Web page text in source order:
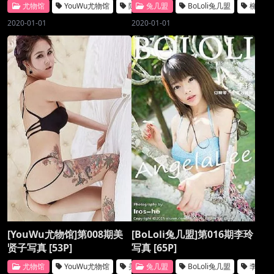
尤物馆 YouWu尤物馆
陈欣
2020-01-01
兔几盟 BoLoli兔几盟
柳侑绮
2020-01-01
[YouWu尤物馆]第008期美
贤子写真 [53P]
尤物馆 YouWu尤物馆 美贤子
[BoLoli兔几盟]第016期李玲
写真 [65P]
兔几盟 BoLoli兔几盟 李玲